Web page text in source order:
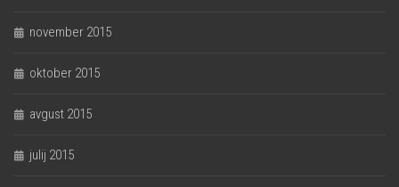
november 2015
oktober 2015
avgust 2015
julij 2015